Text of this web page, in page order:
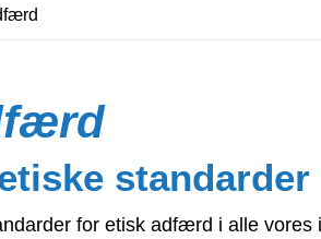
standarder
for etisk adfærd i alle